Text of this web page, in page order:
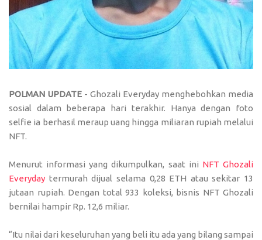
POLMAN UPDATE - Ghozali Everyday menghebohkan media
sosial dalam beberapa hari terakhir. Hanya dengan foto
selfie ia berhasil meraup uang hingga miliaran rupiah melalui
NFT.
Menurut informasi yang dikumpulkan, saat ini NFT Ghozali
Everyday termurah dijual selama 0,28 ETH atau sekitar 13
jutaan rupiah. Dengan total 933 koleksi, bisnis NFT Ghozali
bernilai hampir Rp. 12,6 miliar.
“Itu nilai dari keseluruhan yang beli itu ada yang bilang sampai